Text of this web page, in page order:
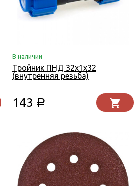
В наличии
Тройник ПНД 32х1х32
(внутренняя резьба)
143 Р